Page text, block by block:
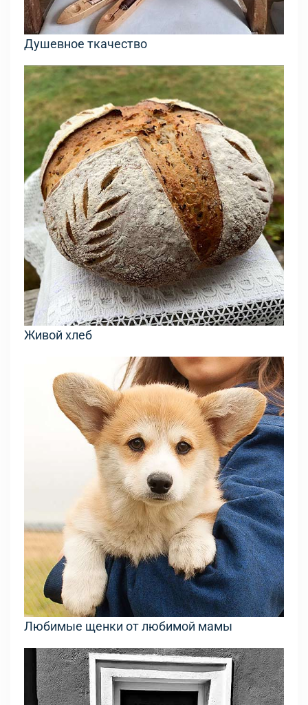
Душевное ткачество
Живой хлеб
Любимые щенки от любимой мамы